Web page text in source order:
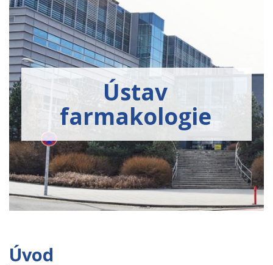
MAPAAREÁLU
NEMOCNICI
KONTAKTNÍINFORMACE
Ústav
farmakologie
Úvod